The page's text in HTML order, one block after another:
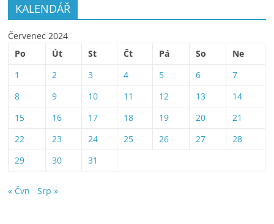
KALENDÁŘ
Červenec 2024
Po
Út St Čt Pá So
Ne
1
2 3 4 5 6
7
8
9 10 11 12 13
14
15
16 17 18 19 20
21
22
23 24 25 26 27
28
29
30 31
« Čvn Srp »